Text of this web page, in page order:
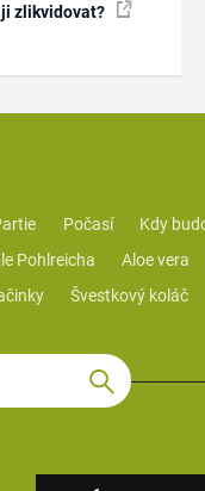
zlikvidovat?
Počasí Kdy
Pohlreicha Aloe vera
Švestkový koláč